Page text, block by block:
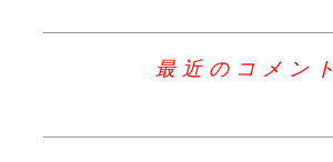
最近のコメント